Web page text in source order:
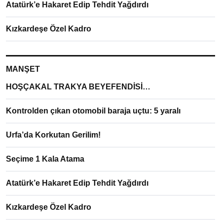
Atatürk’e Hakaret Edip Tehdit Yağdırdı
Kızkardeşe Özel Kadro
MANŞET
HOŞÇAKAL TRAKYA BEYEFENDİSİ…
Kontrolden çıkan otomobil baraja uçtu: 5 yaralı
Urfa’da Korkutan Gerilim!
Seçime 1 Kala Atama
Atatürk’e Hakaret Edip Tehdit Yağdırdı
Kızkardeşe Özel Kadro